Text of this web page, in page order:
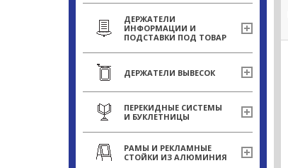
ДЕРЖАТЕЛИ
ИНФОРМАЦИИ И
ПОДСТАВКИ ПОД ТОВАР
ДЕРЖАТЕЛИ ВЫВЕСОК
ПЕРЕКИДНЫЕ СИСТЕМЫ
И БУКЛЕТНИЦЫ
РАМЫ И РЕКЛАМНЫЕ
СТОЙКИ ИЗ АЛЮМИНИЯ